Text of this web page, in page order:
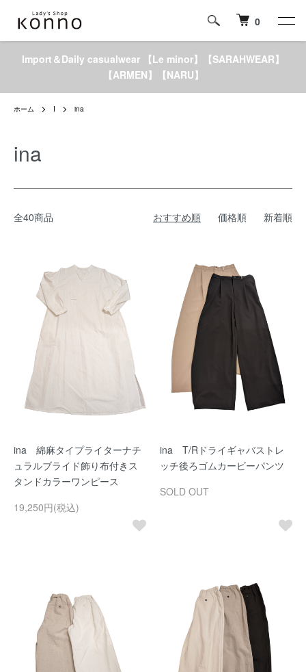
0
Import＆Daily casualwear 【Le minor】【SARAHWEAR】
【ARMEN】【NARU】
ホーム I ina
ina
全40商品 おすすめ順 価格順 新着順
ina 綿麻タイプライターナチ
ュラルブライド飾り布付きス
タンドカラーワンピース
19,250円(税込)
ina T/Rドライギャバストレ
ッチ後ろゴムカービーパンツ
SOLD OUT